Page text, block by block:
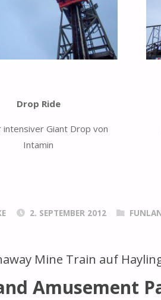
Drop Ride
intensiver Giant Drop von
Intamin
2. SEPTEMBER 2012
Mine Train auf
Amusement